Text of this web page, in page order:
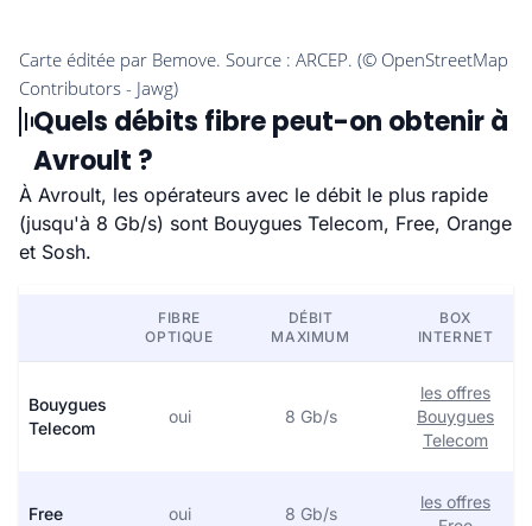
Quels débits fibre peut-on obtenir à
Avroult ?
À Avroult, les opérateurs avec le débit le plus rapide
(jusqu'à 8 Gb/s) sont Bouygues Telecom, Free, Orange
et Sosh.
FIBRE
OPTIQUE
DÉBIT
MAXIMUM
BOX
INTERNET
Bouygues
Telecom
oui 8 Gb/s
les offres
Bouygues
Telecom
Free oui 8 Gb/s
les offres